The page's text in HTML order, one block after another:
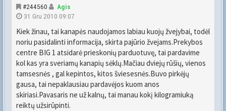
#244560
Agis
31 Gru 2010 09:07
Kiek žinau, tai kanapės naudojamos labiau kuojų žvejybai, todėl
noriu pasidalinti informacija, skirta pajūrio žvejams.Prekybos
centre BIG 1 atsidarė prieskonių parduotuvę, tai pardavime
kol kas yra sveriamų kanapių sėklų.Mačiau dviejų rūšių, vienos
tamsesnės , gal kepintos, kitos šviesesnės.Buvo pirkėjų
gausa, tai nepaklausiau pardavėjos kuom anos
skiriasi.Pavasaris ne už kalnų, tai manau kokį kilogramiuką
reiktų užsirūpinti.